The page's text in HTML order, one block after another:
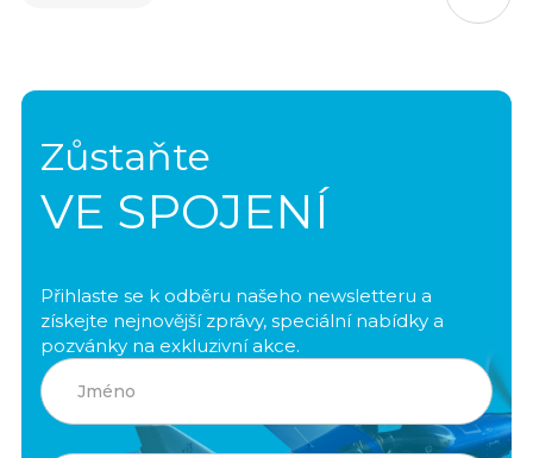
Zůstaňte
VE SPOJENÍ
Přihlaste se k odběru našeho newsletteru a
získejte nejnovější zprávy, speciální nabídky a
pozvánky na exkluzivní akce.